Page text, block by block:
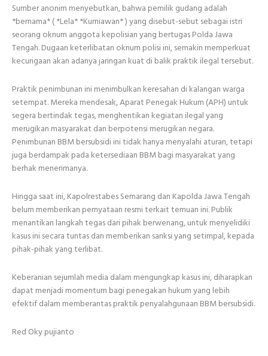
Sumber anonim menyebutkan, bahwa pemilik gudang adalah
*bernama* ( *Lela* *Kurniawan* ) yang disebut-sebut sebagai istri
seorang oknum anggota kepolisian yang bertugas Polda Jawa
Tengah. Dugaan keterlibatan oknum polisi ini, semakin memperkuat
kecurigaan akan adanya jaringan kuat di balik praktik ilegal tersebut.
Praktik penimbunan ini menimbulkan keresahan di kalangan warga
setempat. Mereka mendesak, Aparat Penegak Hukum (APH) untuk
segera bertindak tegas, menghentikan kegiatan ilegal yang
merugikan masyarakat dan berpotensi merugikan negara.
Penimbunan BBM bersubsidi ini tidak hanya menyalahi aturan, tetapi
juga berdampak pada ketersediaan BBM bagi masyarakat yang
berhak menerimanya.
Hingga saat ini, Kapolrestabes Semarang dan Kapolda Jawa Tengah
belum memberikan pernyataan resmi terkait temuan ini. Publik
menantikan langkah tegas dari pihak berwenang, untuk menyelidiki
kasus ini secara tuntas dan memberikan sanksi yang setimpal, kepada
pihak-pihak yang terlibat.
Keberanian sejumlah media dalam mengungkap kasus ini, diharapkan
dapat menjadi momentum bagi penegakan hukum yang lebih
efektif dalam memberantas praktik penyalahgunaan BBM bersubsidi.
Red Oky pujianto